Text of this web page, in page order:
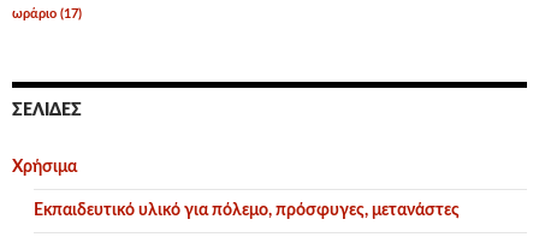
ωράριο (17)
ΣΕΛΊΔΕΣ
Χρήσιμα
Εκπαιδευτικό υλικό για πόλεμο, πρόσφυγες, μετανάστες